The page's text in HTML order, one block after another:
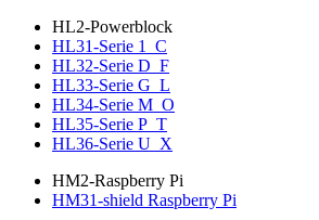
HL2-Powerblock
HL31-Serie 1_C
HL32-Serie D_F
HL33-Serie G_L
HL34-Serie M_O
HL35-Serie P_T
HL36-Serie U_X
HM2-Raspberry Pi
HM31-shield Raspberry Pi